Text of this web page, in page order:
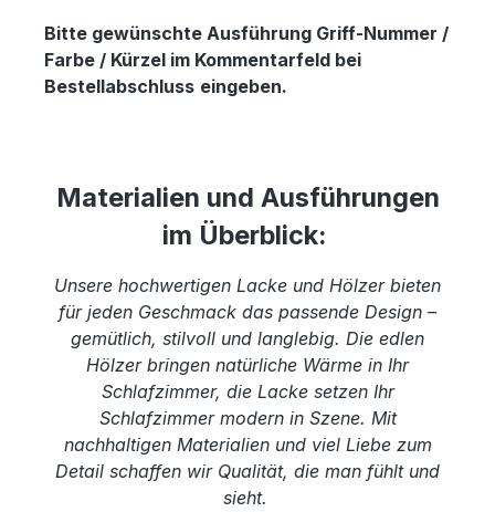
Bitte gewünschte Ausführung Griff-Nummer /
Farbe / Kürzel im Kommentarfeld bei
Bestellabschluss eingeben.
Materialien und Ausführungen
im Überblick:
Unsere hochwertigen Lacke und Hölzer bieten
für jeden Geschmack das passende Design –
gemütlich, stilvoll und langlebig. Die edlen
Hölzer bringen natürliche Wärme in Ihr
Schlafzimmer, die Lacke setzen Ihr
Schlafzimmer modern in Szene. Mit
nachhaltigen Materialien und viel Liebe zum
Detail schaffen wir Qualität, die man fühlt und
sieht.